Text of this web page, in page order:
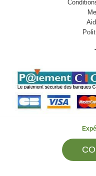
© 2009-2026 LB82.
SARL LB 82 - 13 Rue